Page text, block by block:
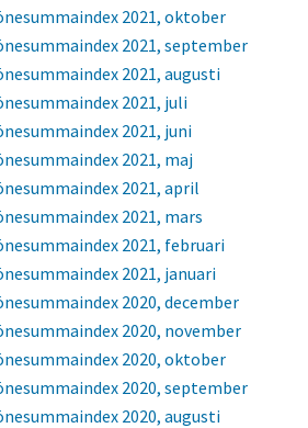
2021, oktober
2021, september
2021, augusti
2021, juli
2021, juni
2021, maj
2021, april
2021, mars
2021, februari
2021, januari
2020, december
2020, november
2020, oktober
2020, september
2020, augusti